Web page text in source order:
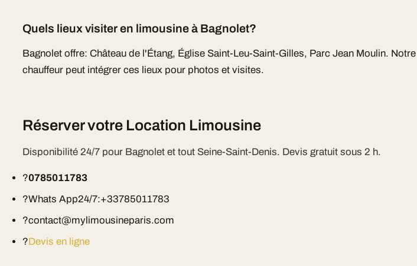
Quels lieux visiter en limousine à Bagnolet?
Bagnolet offre: Château de l'Étang, Église Saint-Leu-Saint-Gilles, Parc Jean Moulin. Notre
chauffeur peut intégrer ces lieux pour photos et visites.
Réserver votre Location Limousine
Disponibilité 24/7 pour Bagnolet et tout Seine-Saint-Denis. Devis gratuit sous 2 h.
?0785011783
?Whats App24/7:+33785011783
?contact@mylimousineparis.com
?Devis en ligne